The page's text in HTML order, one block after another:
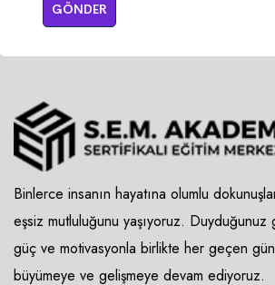
GÖNDER
Binlerce insanın hayatına olumlu
eşsiz mutluluğunu yaşıyoruz. Duyduğunuz
güç ve motivasyonla birlikte her geçen
büyümeye ve gelişmeye devam ediyoruz.